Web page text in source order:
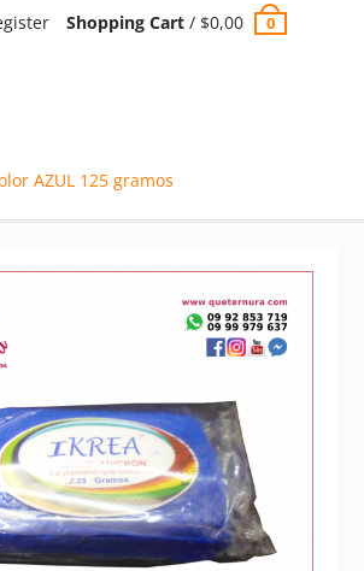
Shopping Cart/ $0,00 0
AZUL 125 gramos